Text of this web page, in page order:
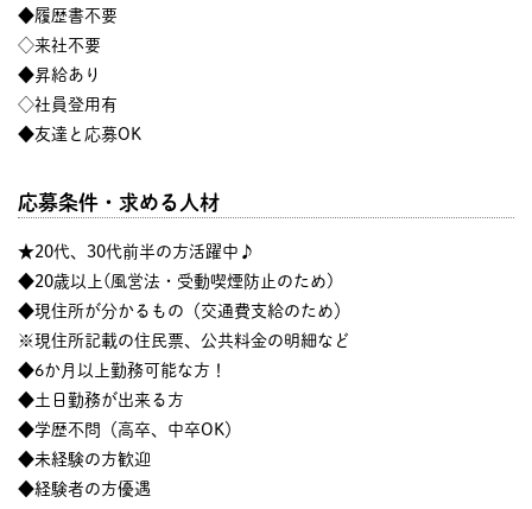
◆履歴書不要
◇来社不要
◆昇給あり
◇社員登用有
◆友達と応募OK
応募条件・求める人材
★20代、30代前半の方活躍中♪
◆20歳以上(風営法・受動喫煙防止のため)
◆現住所が分かるもの（交通費支給のため）
※現住所記載の住民票、公共料金の明細など
◆6か月以上勤務可能な方！
◆土日勤務が出来る方
◆学歴不問（高卒、中卒OK）
◆未経験の方歓迎
◆経験者の方優遇